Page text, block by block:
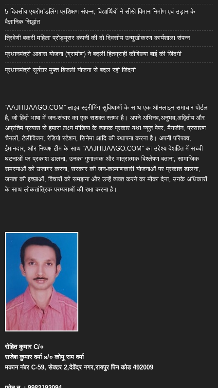
5 दिवसीय एयरोमॉडलिंग प्रशिक्षण संपन्न, विद्यार्थियों ने सीखे विमान निर्माण एवं उड़ान के
वैज्ञानिक सिद्धांत
त्रिवेणी बकरी महिला प्रोड्यूसर कंपनी की दो दिवसीय उन्मुखीकरण कार्यशाला संपन्न
प्रधानमंत्री आवास योजना (ग्रामीण) ने बदली हितग्राही कौशिल्या बाई की जिंदगी
प्रधानमंत्री सूर्यघर मुफ्त बिजली योजना से बदल रही जिंदगी
“AAJHIJAAGO.COM” लाइव स्ट्रीमिंग सुविधाओं के साथ एक ऑनलाइन समाचार पोर्टल
है, जो हिंदी भाषा में जन-संचार का एक सशक्त स्तम्भ है। अपने अभिनव,अनुभव,अद्वितीय और
अप्रतिम प्रयास से हमारा लक्ष्य मीडिया के व्यापक प्रकार यथा न्यूज़ पेपर, मैगजीन, प्रसारण
चैनलों, टेलीविजन, रेडियो स्टेशन, सिनेमा आदि की स्थापना करना है। अपनी परिपक्व,
ईमानदार, और निष्पक्ष टीम के साथ “AAJHIJAAGO.COM” का उद्देश्य देशहित में सच्ची
घटनाओं पर प्रकाश डालना, उनका गुणात्मक और मात्रात्मक विश्लेषण बताना, सामाजिक
समस्याओं को उजागर करना, सरकार की जन-कल्याणकारी योजनाओं पर प्रकाश डालना,
जनता की इच्छाओं, विचारों को समझना और उन्हें व्यक्त करने का मौका देना, उनके अधिकारों
के साथ लोकतांत्रिक परम्पराओं की रक्षा करना है।
रोहित कुमारC/०
राजेश कुमार वर्माs/० कोमू राम वर्मा
मकान नंबरC-59,सेक्टर2,देवेंद्र नगर,रायपुर पिन कोड492009